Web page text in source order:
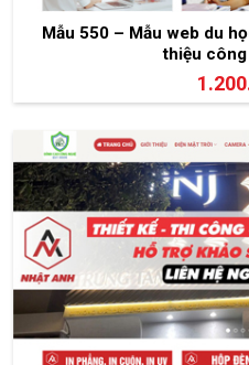
Mẫu 550 – Mẫu web du
thiệu